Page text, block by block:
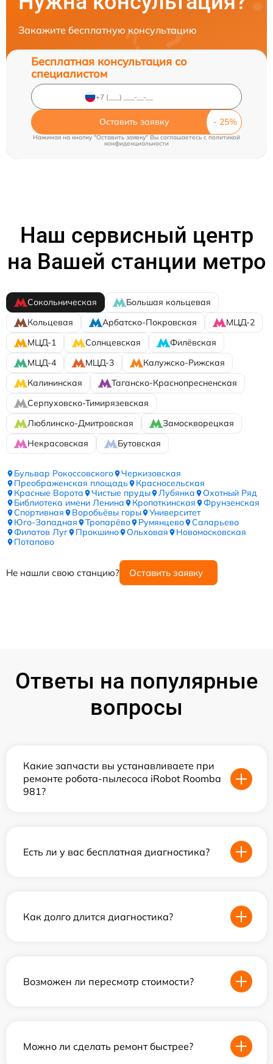
Закажите бесплатную консультацию
Бесплатная консультация со
специалистом
Оставить заявку
Нажимая на кнопку "Оставить заявку" Вы соглашаетесь c политикой
конфиденциальности
Наш сервисный центр
на Вашей станции метро
Сокольническая
Большая кольцевая
Кольцевая
Арбатско-Покровская
МЦД-2
МЦД-1
Солнцевская
Филёвская
МЦД-4
МЦД-3
Калужско-Рижская
Калининская
Таганско-Краснопресненская
Серпуховско-Тимирязевская
Люблинско-Дмитровская
Замоскворецкая
Некрасовская
Бутовская
Бульвар Рокоссовского
Черкизовская
Преображенская площадь
Красносельская
Красные Ворота
Чистые пруды Лубянка
Охотный Ряд
Библиотека имени Ленина
Кропоткинская
Фрунзенская
Спортивная
Воробьёвы горы
Университет
Юго-Западная
Тропарёво Румянцево
Саларьево
Филатов Луг
Прокшино Ольховая
Новомосковская
Потапово
Не нашли свою станцию? Оставить заявку
Ответы на популярные
вопросы
Какие запчасти вы устанавливаете при
ремонте робота-пылесоса iRobot Roomba
981?
Есть ли у вас бесплатная диагностика?
Как долго длится диагностика?
Возможен ли пересмотр стоимости?
Можно ли сделать ремонт быстрее?